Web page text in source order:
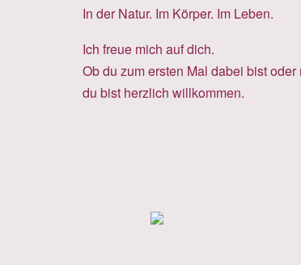
In der Natur. Im Körper. Im Leben.
Ich freue mich auf dich.
Ob du zum ersten Mal dabei bist
du bist herzlich willkommen.